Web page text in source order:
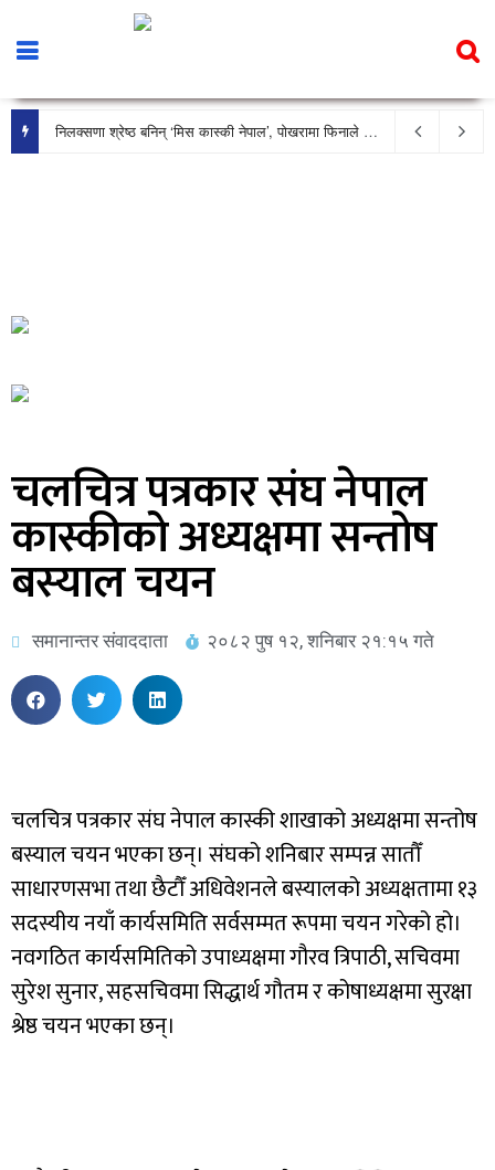
निलक्सणा श्रेष्ठ बनिन् ‘मिस कास्की नेपाल’, पोखरामा फिनाले भव्य रूपमा सम्पन्न
चलचित्र पत्रकार संघ नेपाल
कास्कीको अध्यक्षमा सन्तोष
बस्याल चयन
समानान्तर संवाददाता २०८२ पुष १२, शनिबार २१:१५ गते
चलचित्र पत्रकार संघ नेपाल कास्की शाखाको अध्यक्षमा सन्तोष
बस्याल चयन भएका छन्। संघको शनिबार सम्पन्न सातौँ
साधारणसभा तथा छैटौँ अधिवेशनले बस्यालको अध्यक्षतामा १३
सदस्यीय नयाँ कार्यसमिति सर्वसम्मत रूपमा चयन गरेको हो।
नवगठित कार्यसमितिको उपाध्यक्षमा गौरव त्रिपाठी, सचिवमा
सुरेश सुनार, सहसचिवमा सिद्धार्थ गौतम र कोषाध्यक्षमा सुरक्षा
श्रेष्ठ चयन भएका छन्।